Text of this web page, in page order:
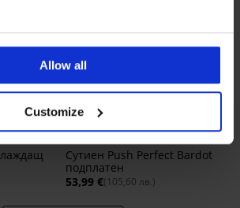
Allow all
Customize
4,8
Bestseller
4,9
Сутиен Push Perfect Bardot
подплатен
53,99 €(105,60 лв.)